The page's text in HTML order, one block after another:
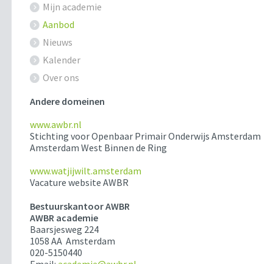
Mijn academie
Aanbod
Nieuws
Kalender
Over ons
Andere domeinen
www.awbr.nl
Stichting voor Openbaar Primair Onderwijs Amsterdam
Amsterdam West Binnen de Ring
www.watjijwilt.amsterdam
Vacature website AWBR
Bestuurskantoor AWBR
AWBR academie
Baarsjesweg 224
1058 AA Amsterdam
020-5150440